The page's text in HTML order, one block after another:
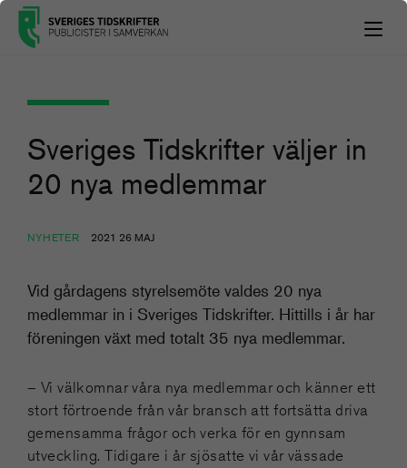
Sveriges Tidskrifter väljer in
20 nya medlemmar
NYHETER 2021 26 MAJ
Vid gårdagens styrelsemöte valdes 20 nya
medlemmar in i Sveriges Tidskrifter. Hittills i år har
föreningen växt med totalt 35 nya medlemmar.
– Vi välkomnar våra nya medlemmar och känner ett
stort förtroende från vår bransch att fortsätta driva
gemensamma frågor och verka för en gynnsam
utveckling. Tidigare i år sjösatte vi vår vässade